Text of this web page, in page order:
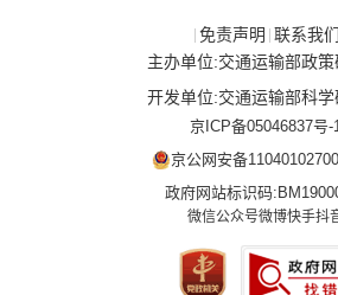
| 免责声明 | 联系我们
主办单位:交通运输部政策
开发单位:交通运输部科
京ICP备05046837号-
京公网安备
政府网站标识码
微信公众号微博快手抖